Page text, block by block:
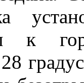
к